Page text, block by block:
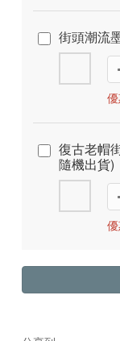
街頭潮流
復古老帽
隨機出貨)